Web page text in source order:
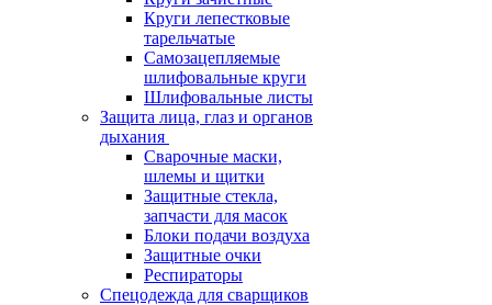
Круги лепестковые
тарельчатые
Самозацепляемые
шлифовальные круги
Шлифовальные листы
Защита лица, глаз и органов
дыхания
Сварочные маски,
шлемы и щитки
Защитные стекла,
запчасти для масок
Блоки подачи воздуха
Защитные очки
Респираторы
Спецодежда для сварщиков